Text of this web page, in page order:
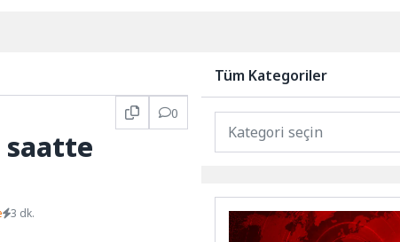
0
saatte
3 dk.
Tüm Kategoriler